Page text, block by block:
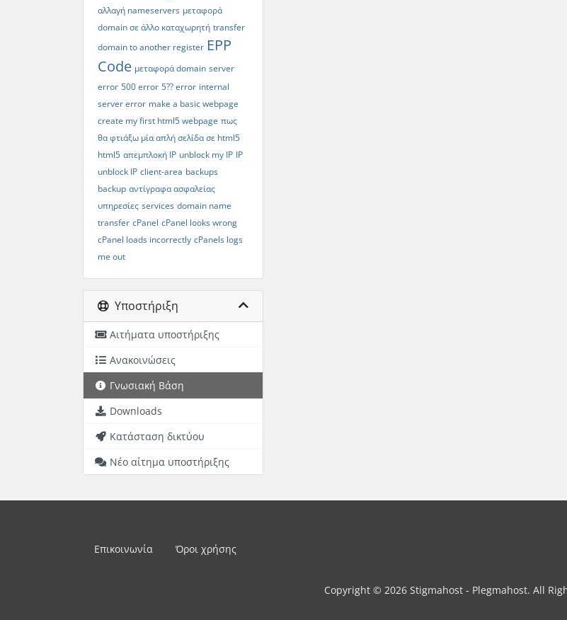
αλλαγή nameservers μεταφορά
domain σε άλλο καταχωρητή transfer
domain to another register EPP
Code μεταφορά domain server
error 500 error 5?? error internal
server error make a basic webpage
create my first html5 webpage πως
θα φτιάξω μία απλή σελίδα σε html5
html5 απεμπλοκή IP unblock my IP IP
unblock IP client-area backups
backup αντίγραφα ασφαλείας
υπηρεσίες services domain name
transfer cPanel cPanel looks wrong
cPanel loads incorrectly cPanels logs
me out
Υποστήριξη
Αιτήματα υποστήριξης
Ανακοινώσεις
Γνωσιακή Βάση
Downloads
Κατάσταση δικτύου
Νέο αίτημα υποστήριξης
Επικοινωνία Όροι χρήσης
Copyright © 2026 Stigmahost - Plegmahost. All